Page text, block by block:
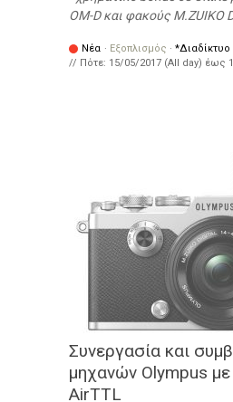
OM-D και φακούς M.ZUIKO
Νέα · Εξοπλισμός · *Διαδίκτυο
// Πότε: 15/05/2017 (All day) έως
Συνεργασία και
μηχανών Olympus
AirTTL